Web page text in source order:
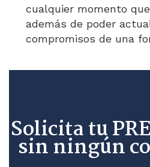
cualquier momento
además de poder
compromisos de una
Solicita tu
sin ningún